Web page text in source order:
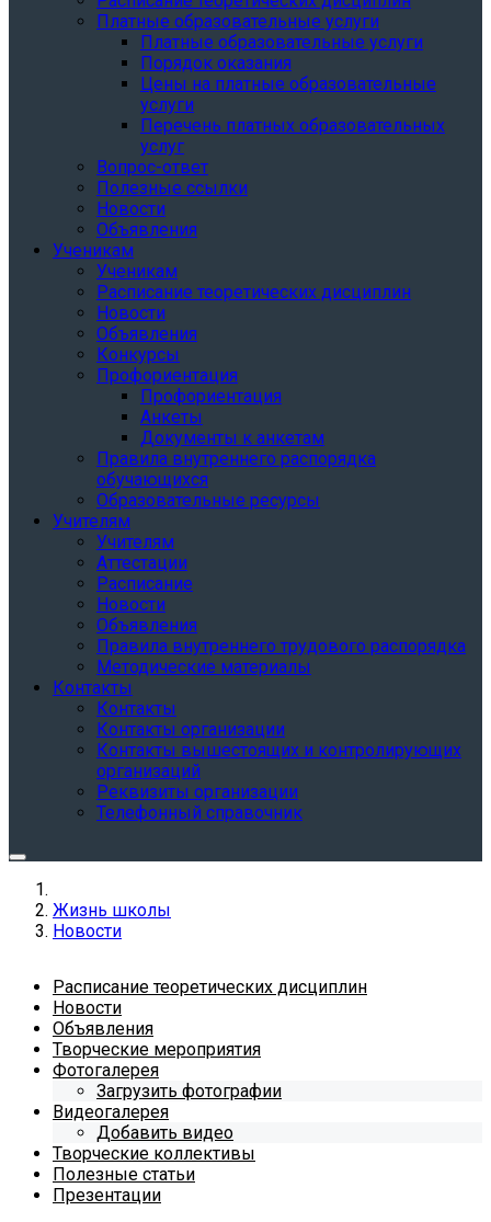
Платные образовательные услуги
Платные образовательные услуги
Порядок оказания
Цены на платные образовательные
услуги
Перечень платных образовательных
услуг
Вопрос-ответ
Полезные ссылки
Новости
Объявления
Ученикам
Ученикам
Расписание теоретических дисциплин
Новости
Объявления
Конкурсы
Профориентация
Профориентация
Анкеты
Документы к анкетам
Правила внутреннего распорядка
обучающихся
Образовательные ресурсы
Учителям
Учителям
Аттестации
Расписание
Новости
Объявления
Правила внутреннего трудового распорядка
Методические материалы
Контакты
Контакты
Контакты организации
Контакты вышестоящих и контролирующих
организаций
Реквизиты организации
Телефонный справочник
Жизнь школы
Новости
Расписание теоретических дисциплин
Новости
Объявления
Творческие мероприятия
Фотогалерея
Загрузить фотографии
Видеогалерея
Добавить видео
Творческие коллективы
Полезные статьи
Презентации